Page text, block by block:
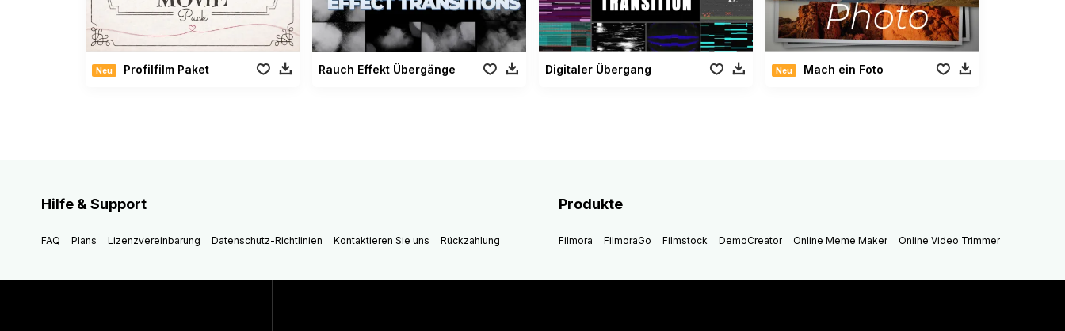
Neu Profilfilm Paket Rauch Effekt Übergänge Digitaler Übergang Neu Mach ein Foto
Hilfe & Support
FAQ Plans Lizenzvereinbarung Datenschutz-Richtlinien Kontaktieren Sie uns Rückzahlung
Produkte
Filmora FilmoraGo Filmstock DemoCreator Online Meme Maker Online Video Trimmer